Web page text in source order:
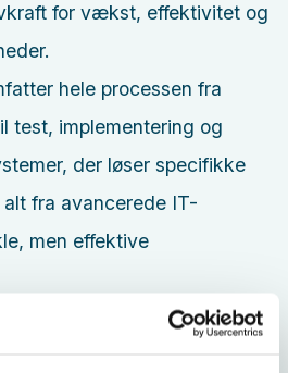
for vækst, effektivitet og
hele processen fra
test, implementering og
der løser specifikke
fra avancerede IT-
men effektive